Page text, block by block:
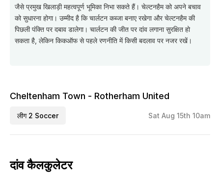
जैसे प्रमुख खिलाड़ी महत्वपूर्ण भूमिका निभा सकते हैं। चेल्टनहैम को अपने बचाव
को सुधारना होगा। उम्मीद है कि चार्लटन कब्जा बनाए रखेगा और चेल्टनहैम की
पिछली पंक्ति पर दबाव डालेगा। चार्लटन की जीत पर दांव लगाना सुरक्षित हो
सकता है, लेकिन किकऑफ से पहले रणनीति में किसी बदलाव पर नजर रखें।
Cheltenham Town - Rotherham United
लीग 2 Soccer Sat Aug 15th 10am
दांव कैलकुलेटर